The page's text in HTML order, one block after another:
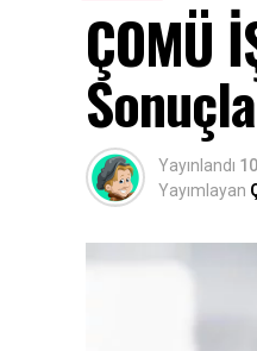
ÇOMÜ
Yayınlandı
Yayımlayan